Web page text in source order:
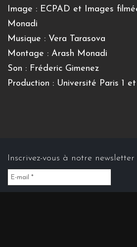
Image : ECPAD et Images
Monadi
Musique : Vera Tarasova
Montage : Arash Monadi
Son : Fréderic Gimenez
Production : Université Paris 1
Inscrivez-vous à notre newsletter